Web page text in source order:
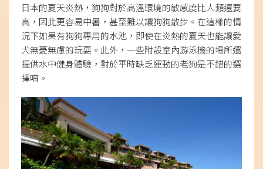
日本的夏天炎熱，狗狗對於高溫環境的敏感度比人類還要
高，因此更容易中暑，甚至難以讓狗狗散步。在這樣的情
況下如果有狗狗專用的水池，即使在炎熱的夏天也能讓愛
犬無憂無慮的玩耍。此外，一些附設室內游泳機的場所還
提供水中健身體驗，對於平時缺乏運動的老狗是不錯的選
擇唷。